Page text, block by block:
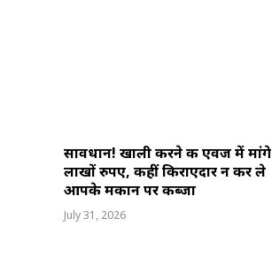
सावधान! खाली करने की एवज में मांगे
लाखों रुपए, कहीं किराएदार न कर ले
आपके मकान पर कब्जा
July 31, 2026